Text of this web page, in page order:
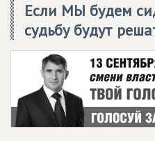
Если МЫ будем
судьбу будут